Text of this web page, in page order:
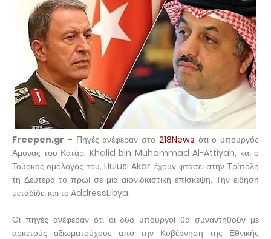
Freepen.gr - Πηγές ανέφεραν στο 218News ότι ο υπουργός
Άμυνας του Κατάρ, Khalid bin Muhammad Al-Attiyah, και ο
Τούρκος ομόλογός του, Hulusi Akar, έχουν φτάσει στην Τρίπολη
τη Δευτέρα το πρωί σε μια αιφνιδιαστική επίσκεψη. Την είδηση
μεταδίδει και το AddressLibya.
Οι πηγές ανέφεραν ότι οι δύο υπουργοί θα συναντηθούν με
αρκετούς αξιωματούχους από την Κυβέρνηση της Εθνικής